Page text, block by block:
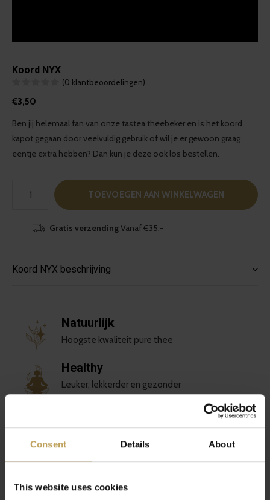
Consent Details About
This website uses cookies
Koord NYX
(0 klantbeoordelingen)
€3,50
Ben jij helemaal fan van onze tastea theebeker en is het koord
kapot gegaan door veelvuldig gebruik of wil je er gewoon graag
eentje extra hebben? Dan kun je deze ook los bestellen.
TOEVOEGEN AAN WINKELWAGEN
Gratis verzendingVanaf €35,-
Koord NYX beschrijving
Natuurlijk
Hoogste kwaliteit pure thee
Healthy
Leuker, lekkerder en gezonder
Liefde voor jou en de planeet
Uniek